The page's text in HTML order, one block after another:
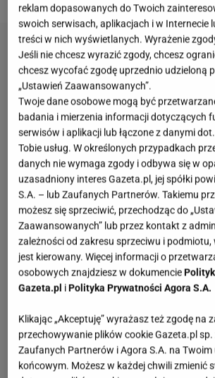
reklam dopasowanych do Twoich
swoich serwisach, aplikacjach i w Internecie
treści w nich wyświetlanych. Wyrażenie
Jeśli nie chcesz wyrazić zgody, chcesz
chcesz wycofać zgodę uprzednio udzieloną
„Ustawień Zaawansowanych”.
Twoje dane osobowe mogą być
badania i mierzenia informacji dotyczących
serwisów i aplikacji lub łączone z danymi
Tobie usług. W określonych przypadkach
danych nie wymaga zgody i odbywa się w
uzasadniony interes Gazeta.pl, jej spółki
S.A. – lub Zaufanych Partnerów. Takiemu
możesz się sprzeciwić, przechodząc do
Zaawansowanych” lub przez kontakt z
zależności od zakresu sprzeciwu i
jest kierowany. Więcej informacji o
osobowych znajdziesz w dokumencie
Gazeta.pl iPolityka Prywatności Agora S.A.
Klikając „Akceptuję” wyrażasz też zgodę na
przechowywanie plików cookie Gazeta.pl sp.
Zaufanych Partnerów i Agora S.A. na Twoim
końcowym. Możesz w każdej chwili zmienić